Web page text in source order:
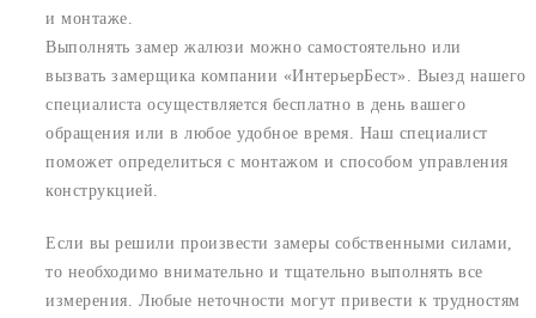
и монтаже.
Выполнять замер жалюзи можно самостоятельно или
вызвать замерщика компании «ИнтерьерБест». Выезд нашего
специалиста осуществляется бесплатно в день вашего
обращения или в любое удобное время. Наш специалист
поможет определиться с монтажом и способом управления
конструкцией.
Если вы решили произвести замеры собственными силами,
то необходимо внимательно и тщательно выполнять все
измерения. Любые неточности могут привести к трудностям